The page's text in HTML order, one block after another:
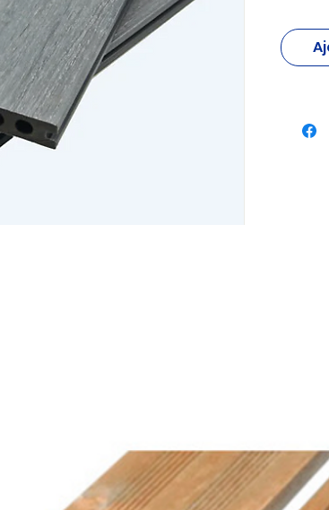
à
et de